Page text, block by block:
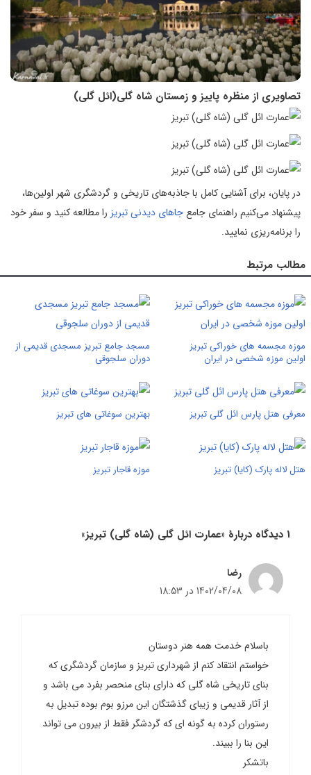
تصاویری از منظره پاییز و زمستان شاه گلی(ائل گلی)
در پایان، برای آشنایی کامل با جاذبه‌های تاریخی و گردشگری شهر اولین‌ها،
پیشنهاد می‌کنیم راهنمای جامعجاهای دیدنی تبریز را مطالعه کنید و سفر خود
را برنامه‌ریزی نمایید.
مطالب مرتبط
موزه مجسمه های خوراکی تبریز
اولین موزه شخصی در ایران
مسجد جامع تبریز مسجدی قدیمی از
دوران سلجوقی
معرفی هتل پارس ائل گلی تبریز بهترین سوغاتی های تبریز
هتل لاله پارک (کایا) تبریز موزه قاجار تبریز
1 دیدگاه دربارهٔ «عمارت ائل گلی (شاه گلی) تبریز»
رضا
1402/04/08 در 18:53
باسلام خدمت همه هنر دوستان
خواستم انتقاد کنم از شهرداری تبریز و سازمان گردشگری که
بنای تاریخی شاه گلی که دارای بنای منحصر بفرد می باشد و
از آثار قدیمی و زیبای گذشتگان این مرزو بوم بوده تبدیل به
رستوران کرده به گونه ای که گردشگر فقط از بیرون می تواند
این بنا را ببیند.
باتشکر